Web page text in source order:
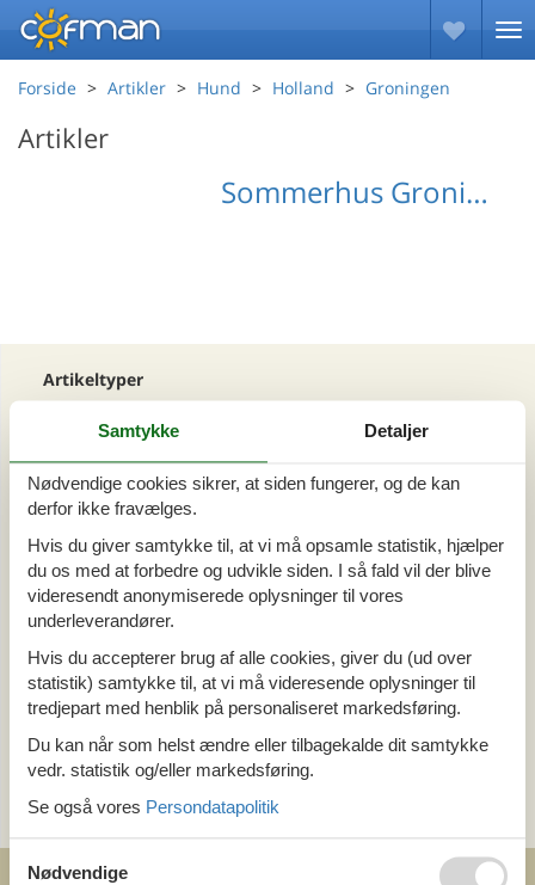
Forside Artikler Hund Holland Groningen
Artikler
Sommerhus Groningen med hund
Artikeltyper
Din Cofman ferie
Område
Alle
Holland
Groningen
Tema
Alle
Hund
Kategori
Alle
Samtykke Detaljer
Nødvendige cookies sikrer, at siden fungerer, og de kan
derfor ikke fravælges.
Hvis du giver samtykke til, at vi må opsamle statistik, hjælper
du os med at forbedre og udvikle siden. I så fald vil der blive
videresendt anonymiserede oplysninger til vores
underleverandører.
Hvis du accepterer brug af alle cookies, giver du (ud over
statistik) samtykke til, at vi må videresende oplysninger til
tredjepart med henblik på personaliseret markedsføring.
Du kan når som helst ændre eller tilbagekalde dit samtykke
vedr. statistik og/eller markedsføring.
Se også vores Persondatapolitik
Nødvendige